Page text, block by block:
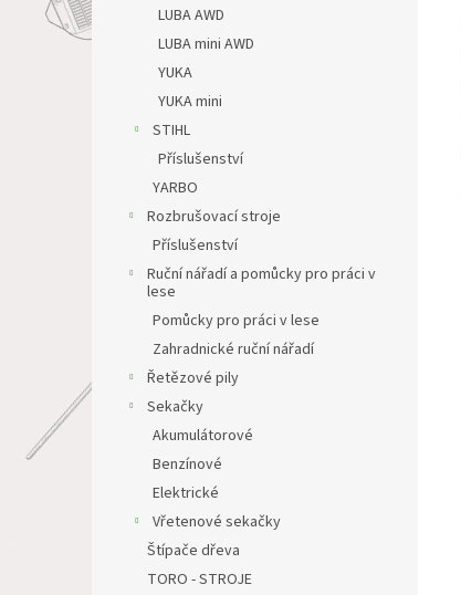
LUBA AWD
LUBA mini AWD
YUKA
YUKA mini
STIHL
Příslušenství
YARBO
Rozbrušovací stroje
Příslušenství
Ruční nářadí a pomůcky pro práci v
lese
Pomůcky pro práci v lese
Zahradnické ruční nářadí
Řetězové pily
Sekačky
Akumulátorové
Benzínové
Elektrické
Vřetenové sekačky
Štípače dřeva
TORO - STROJE